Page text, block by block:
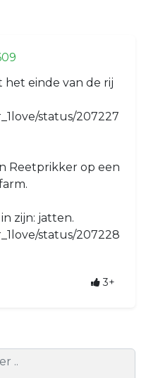
het einde van de rij
status/207227
Reetprikker op een
zijn: jatten.
status/207228
3+